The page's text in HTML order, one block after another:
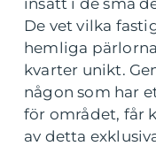
insatt i de små
De vet vilka
hemliga
kvarter unikt.
någon som har
för området, får
av detta